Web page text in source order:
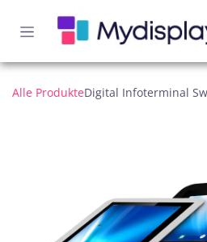
Alle ProdukteDigital Infoterminal